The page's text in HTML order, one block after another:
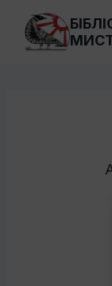
Перейти
вмісту